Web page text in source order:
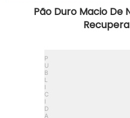
Pão Duro Macio De